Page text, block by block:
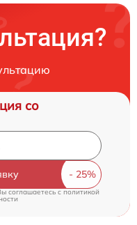
со
соглашаетесь cполитикой